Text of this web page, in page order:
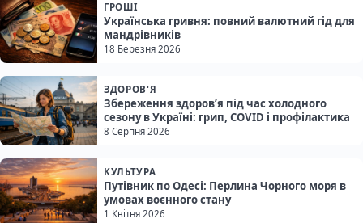
ГРОШІ
Українська гривня: повний валютний гід для
мандрівників
18 Березня 2026
ЗДОРОВ'Я
Збереження здоров’я під час холодного
сезону в Україні: грип, COVID і профілактика
8 Серпня 2026
КУЛЬТУРА
Путівник по Одесі: Перлина Чорного моря в
умовах воєнного стану
1 Квітня 2026